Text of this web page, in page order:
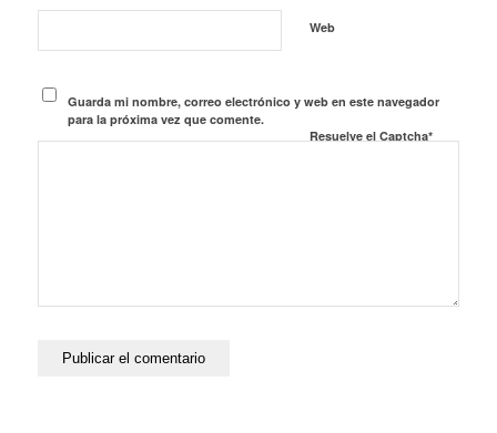
Web
Guarda mi nombre, correo electrónico y web en este navegador
para la próxima vez que comente.
Resuelve el Captcha*